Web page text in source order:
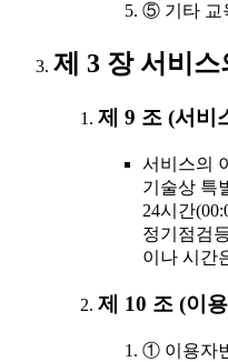
⑤ 기타 교
제 3 장 서비스
제 9 조 (서비
서비스의
기술상 특
24시간
정기점검
이나 시간
제 10 조 (이
① 이용자